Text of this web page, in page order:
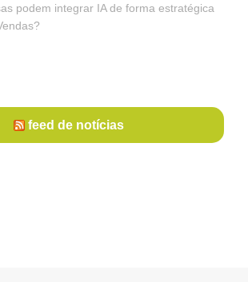
podem integrar IA de forma estratégica
feed de notícias